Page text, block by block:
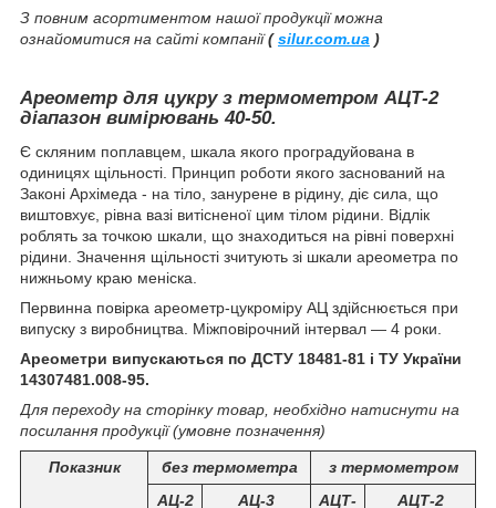
З повним асортиментом нашої продукції можна
ознайомитися на сайті компанії(silur.com.ua )
Ареометр для цукру з термометром АЦТ-2
діапазон вимірювань 40-50.
Є скляним поплавцем, шкала якого проградуйована в
одиницях щільності. Принцип роботи якого заснований на
Законі Архімеда - на тіло, занурене в рідину, діє сила, що
виштовхує, рівна вазі витісненої цим тілом рідини. Відлік
роблять за точкою шкали, що знаходиться на рівні поверхні
рідини. Значення щільності зчитують зі шкали ареометра по
нижньому краю меніска.
Первинна повірка ареометр-цукроміру АЦ здійснюється при
випуску з виробництва. Міжповірочний інтервал ― 4 роки.
Ареометри випускаються по ДСТУ 18481-81 і ТУ України
14307481.008-95.
Для переходу на сторінку товар, необхідно натиснути на
посилання продукції (умовне позначення)
Показник без термометра
з термометром
АЦ-2
АЦ-3
АЦТ-
АЦТ-2